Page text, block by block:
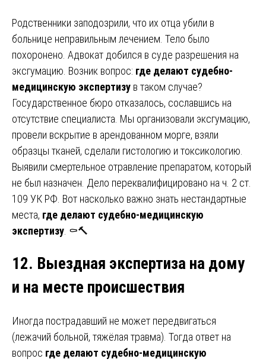
Родственники заподозрили, что их отца убили в
больнице неправильным лечением. Тело было
похоронено. Адвокат добился в суде разрешения на
эксгумацию. Возник вопрос: где делают судебно-
медицинскую экспертизу в таком случае?
Государственное бюро отказалось, сославшись на
отсутствие специалиста. Мы организовали эксгумацию,
провели вскрытие в арендованном морге, взяли
образцы тканей, сделали гистологию и токсикологию.
Выявили смертельное отравление препаратом, который
не был назначен. Дело переквалифицировано на ч. 2 ст.
109 УК РФ. Вот насколько важно знать нестандартные
места, где делают судебно-медицинскую
экспертизу . ⚰️🔨
12. Выездная экспертиза на дому
и на месте происшествия
Иногда пострадавший не может передвигаться
(лежачий больной, тяжёлая травма). Тогда ответ на
вопрос где делают судебно-медицинскую